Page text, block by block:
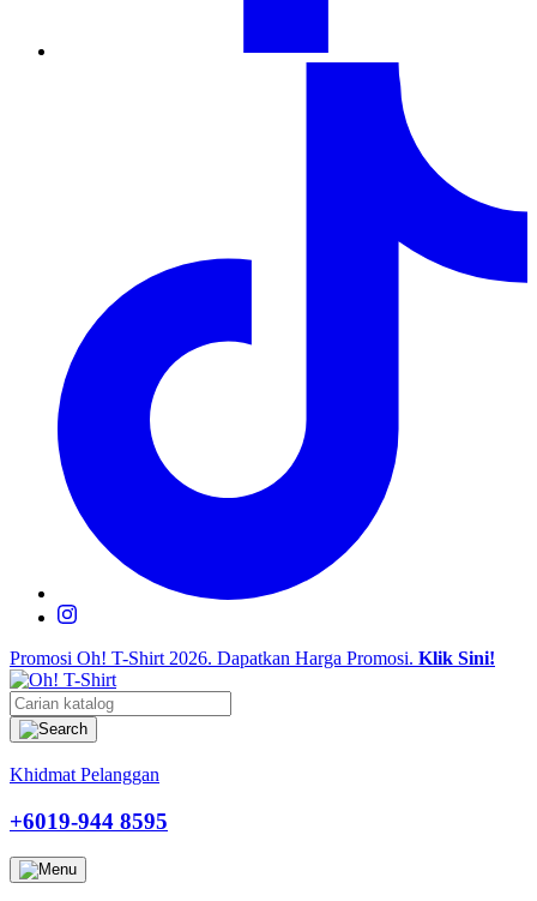
Promosi Oh! T-Shirt 2026. Dapatkan Harga Promosi. Klik Sini!
Khidmat Pelanggan
+6019-944 8595